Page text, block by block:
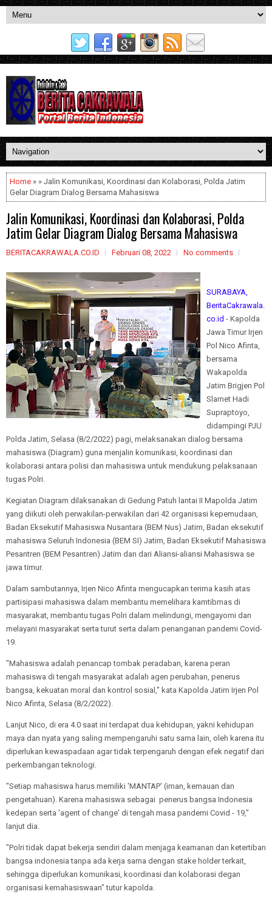
Home » » Jalin Komunikasi, Koordinasi dan Kolaborasi, Polda Jatim
Gelar Diagram Dialog Bersama Mahasiswa
Jalin Komunikasi, Koordinasi dan Kolaborasi, Polda
Jatim Gelar Diagram Dialog Bersama Mahasiswa
BERITACAKRAWALA.CO.ID Februari 08, 2022 No comments
SURABAYA,
BeritaCakrawala.
co.id - Kapolda
Jawa Timur Irjen
Pol Nico Afinta,
bersama
Wakapolda
Jatim Brigjen Pol
Slamet Hadi
Supraptoyo,
didampingi PJU
Polda Jatim, Selasa (8/2/2022) pagi, melaksanakan dialog bersama
mahasiswa (Diagram) guna menjalin komunikasi, koordinasi dan
kolaborasi antara polisi dan mahasiswa untuk mendukung pelaksanaan
tugas Polri.
Kegiatan Diagram dilaksanakan di Gedung Patuh lantai II Mapolda Jatim
yang diikuti oleh perwakilan-perwakilan dari 42 organisasi kepemudaan,
Badan Eksekutif Mahasiswa Nusantara (BEM Nus) Jatim, Badan eksekutif
mahasiswa Seluruh Indonesia (BEM SI) Jatim, Badan Eksekutif Mahasiswa
Pesantren (BEM Pesantren) Jatim dan dari Aliansi-aliansi Mahasiswa se
jawa timur.
Dalam sambutannya, Irjen Nico Afinta mengucapkan terima kasih atas
partisipasi mahasiswa dalam membantu memelihara kamtibmas di
masyarakat, membantu tugas Polri dalam melindungi, mengayomi dan
melayani masyarakat serta turut serta dalam penanganan pandemi Covid-
19.
"Mahasiswa adalah penancap tombak peradaban, karena peran
mahasiswa di tengah masyarakat adalah agen perubahan, penerus
bangsa, kekuatan moral dan kontrol sosial," kata Kapolda Jatim Irjen Pol
Nico Afinta, Selasa (8/2/2022).
Lanjut Nico, di era 4.0 saat ini terdapat dua kehidupan, yakni kehidupan
maya dan nyata yang saling mempengaruhi satu sama lain, oleh karena itu
diperlukan kewaspadaan agar tidak terpengaruh dengan efek negatif dari
perkembangan teknologi.
"Setiap mahasiswa harus memiliki 'MANTAP' (iman, kemauan dan
pengetahuan). Karena mahasiswa sebagai penerus bangsa Indonesia
kedepan serta 'agent of change' di tengah masa pandemi Covid - 19,"
lanjut dia.
"Polri tidak dapat bekerja sendiri dalam menjaga keamanan dan ketertiban
bangsa indonesia tanpa ada kerja sama dengan stake holder terkait,
sehingga diperlukan komunikasi, koordinasi dan kolaborasi degan
organisasi kemahasiswaan" tutur kapolda.